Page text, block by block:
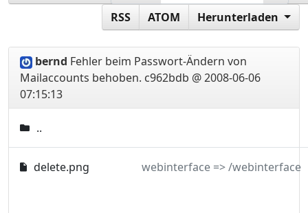
RSS
ATOM Herunterladen
bernd Fehler beim Passwort-Ändern von
Mailaccounts behoben. c962bdb @ 2008-06-06
07:15:13
..
delete.png webinterface => /webinterface